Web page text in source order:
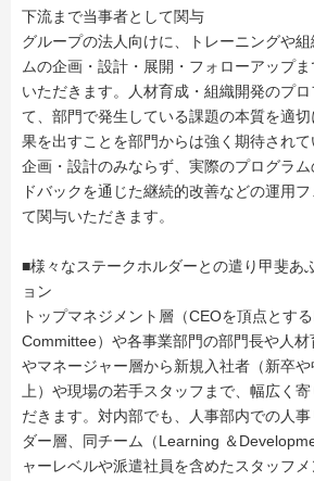
下流まで当事者として関与
グループの法人向けに、トレーニングや
ムの企画・設計・展開・フォローアップ
いただきます。人材育成・組織開発のプ
て、部門で発生している課題の本質を適
果を出すことを部門からは強く期待されて
企画・設計のみならず、実際のプログラ
ドバックを通じた継続的改善などの運用
て関与いただきます。
■様々なステークホルダーとの遣り甲斐あ
ョン
トップマネジメント層（CEOを頂点とす
Committee）や各事業部門の部門長や人
やマネージャー層から新規入社者（新卒
上）や現場の若手スタッフまで、幅広く
だきます。対内部でも、人事部内での人
ダー層、同チーム（Learning ＆
ャーレベルや派遣社員を含めたスタッフ